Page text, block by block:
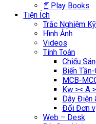
📕Play Books
Tiện Ích
Trắc Nghiệm
Hình Ảnh
Videos
Tính Toán
Chiếu
Biến
MCB-
Kw >< A
Dây Điện
Đổi Đơn
Web – Desk